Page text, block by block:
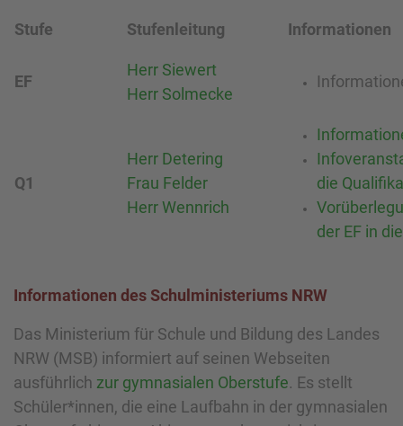
Stufe Stufenleitung Informationen
EF
Herr Siewert
Herr Solmecke
Q1
Herr Detering
Frau Felder
Herr Wennrich
die
der EF in
Informationen des Schulministeriums NRW
Das Ministerium für Schule und Bildung des Landes
NRW (MSB) informiert auf seinen Webseiten
ausführlich zur gymnasialen Oberstufe. Es stellt
Schüler*innen, die eine Laufbahn in der gymnasialen